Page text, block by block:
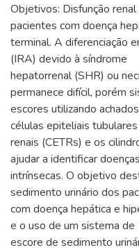
Objetivos: Disfunção
pacientes com doença
terminal. A diferenciação
(IRA) devido à síndrome
hepatorrenal (SHR) ou
permanece difícil, porém
escores utilizando
células epiteliais tubulares
renais (CETRs) e os
ajudar a identificar
intrínsecas. O objetivo
sedimento urinário dos
com doença hepática e
e o uso de um sistema de
escore de sedimento